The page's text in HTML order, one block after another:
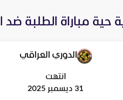
حية مباراة الطلبة ضد
الدوري العراقي
انتهت
31 ديسمبر 2025